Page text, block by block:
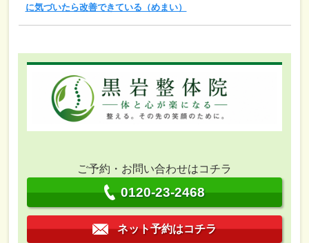
に気づいたら改善できている（めまい）
ご予約・お問い合わせはコチラ
0120-23-2468
ネット予約はコチラ